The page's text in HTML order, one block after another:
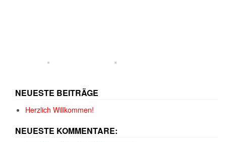
NEUESTE BEITRÄGE
Herzlich Willkommen!
NEUESTE KOMMENTARE: